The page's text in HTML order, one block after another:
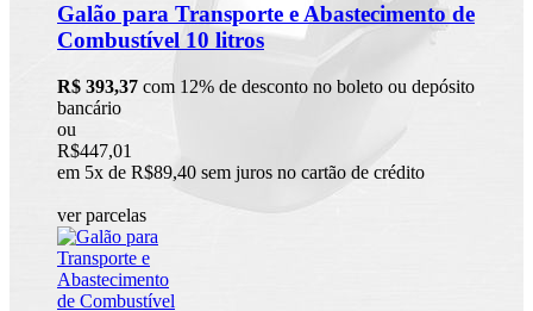
Galão para Transporte e Abastecimento de
Combustível 10 litros
R$ 393,37 com 12% de desconto no boleto ou depósito
bancário
ou
R$447,01
em 5x de R$89,40 sem juros no cartão de crédito
ver parcelas